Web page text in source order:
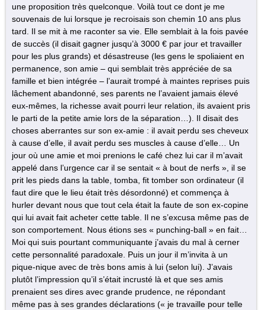
une proposition très quelconque. Voilà tout ce dont je me
souvenais de lui lorsque je recroisais son chemin 10 ans plus
tard. Il se mit à me raconter sa vie. Elle semblait à la fois pavée
de succès (il disait gagner jusqu’à 3000 € par jour et travailler
pour les plus grands) et désastreuse (les gens le spoliaient en
permanence, son amie – qui semblait très appréciée de sa
famille et bien intégrée – l’aurait trompé à maintes reprises puis
lâchement abandonné, ses parents ne l’avaient jamais élevé
eux-mêmes, la richesse avait pourri leur relation, ils avaient pris
le parti de la petite amie lors de la séparation…). Il disait des
choses aberrantes sur son ex-amie : il avait perdu ses cheveux
à cause d’elle, il avait perdu ses muscles à cause d’elle… Un
jour où une amie et moi prenions le café chez lui car il m’avait
appelé dans l’urgence car il se sentait « à bout de nerfs », il se
prit les pieds dans la table, tomba, fit tomber son ordinateur (il
faut dire que le lieu était très désordonné) et commença à
hurler devant nous que tout cela était la faute de son ex-copine
qui lui avait fait acheter cette table. Il ne s’excusa même pas de
son comportement. Nous étions ses « punching-ball » en fait…
Moi qui suis pourtant communiquante j’avais du mal à cerner
cette personnalité paradoxale. Puis un jour il m’invita à un
pique-nique avec de très bons amis à lui (selon lui). J’avais
plutôt l’impression qu’il s’était incrusté là et que ses amis
prenaient ses dires avec grande prudence, ne répondant
même pas à ses grandes déclarations (« je travaille pour telle